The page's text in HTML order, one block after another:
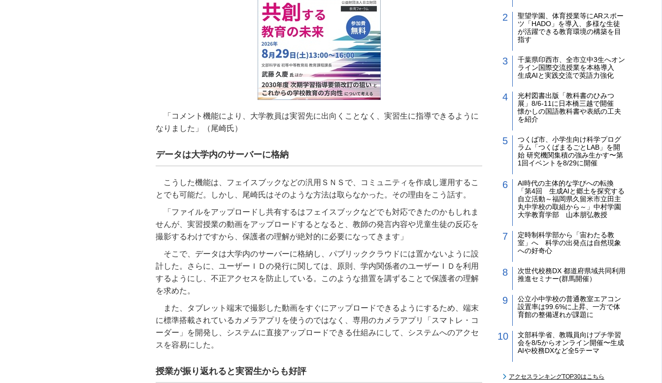
「コメント機能により、大学教員は実習先に出向くことなく、実習生に指導できるように
なりました」（尾崎氏）
データは大学内のサーバーに格納
こうした機能は、フェイスブックなどの汎用ＳＮＳで、コミュニティを作成し運用するこ
とでも可能だ。しかし、尾崎氏はそのような方法は取らなかった。その理由をこう話す。
「ファイルをアップロードし共有するはフェイスブックなどでも対応できたのかもしれま
せんが、実習授業の動画をアップロードするとなると、教師の発言内容や児童生徒の反応を
撮影するわけですから、保護者の理解が絶対的に必要になってきます」
そこで、データは大学内のサーバーに格納し、パブリッククラウドには置かないように設
計した。さらに、ユーザーＩＤの発行に関しては、原則、学内関係者のユーザーＩＤを利用
するようにし、不正アクセスを防止している。このような措置を講ずることで保護者の理解
を求めた。
また、タブレット端末で撮影した動画をすぐにアップロードできるようにするため、端末
に標準搭載されているカメラアプリを使うのではなく、専用のカメラアプリ「スマトレ・コ
ーダー」を開発し、システムに直接アップロードできる仕組みにして、システムへのアクセ
スを容易にした。
授業が振り返れると実習生からも好評
聖望学園、体育授業等にARスポー
ツ「HADO」を導入、多様な生徒
が活躍できる教育環境の構築を目
指す
千葉県印西市、全市立中3生へオン
ライン国際交流授業を本格導入
生成AIと実践交流で英語力強化
光村図書出版「教科書のひみつ
展」8/6-11に日本橋三越で開催
懐かしの国語教科書や表紙の工夫
を紹介
つくば市、小学生向け科学プログ
ラム「つくばまるごとLAB」を開
始 研究機関集積の強み生かす〜第
1回イベントを8/29に開催
AI時代の主体的な学びへの転換
「第4回 生成AIと郷土を探究する
自立活動～福岡県久留米市立田主
丸中学校の取組から～」中村学園
大学教育学部 山本朋弘教授
定時制科学部から「宙わたる教
室」へ 科学の出発点は自然現象
への好奇心
次世代校務DX 都道府県域共同利用
推進セミナー(群馬開催）
公立小中学校の普通教室エアコン
設置率は99.6%に上昇、一方で体
育館の整備遅れが課題に
文部科学省、教職員向けプチ学習
会を8/5からオンライン開催〜生成
AIや校務DXなど全5テーマ
アクセスランキングTOP30はこちら